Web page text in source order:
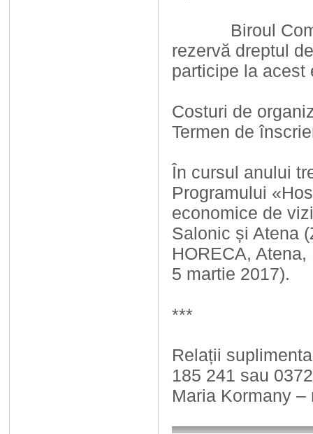
Biroul
rezervă dreptul
participe la acest
Costuri de
Termen de
În cursul anului
Programului
economice de
Salonic și Atena
HORECA,
5 martie 2017).
***
Relații
185 241 sau
Maria Kormany –